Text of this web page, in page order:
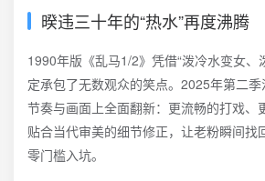
暌违三十年的“热水”再度沸腾
1990年版《乱马1/2》凭借“泼冷水变女、
定承包了无数观众的笑点。2025年第二
节奏与画面上全面翻新：更流畅的打戏、
贴合当代审美的细节修正，让老粉瞬间找
零门槛入坑。